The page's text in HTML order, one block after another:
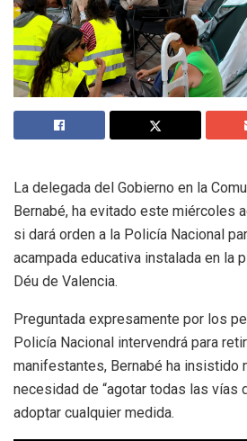
La delegada del Gobierno en la
Bernabé, ha evitado este miércoles
si dará orden a la Policía Nacional
acampada educativa instalada en la
Déu de Valencia.
Preguntada expresamente por los
Policía Nacional intervendrá para
manifestantes, Bernabé ha insistido
necesidad de “agotar todas las vías
adoptar cualquier medida.